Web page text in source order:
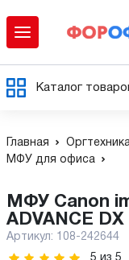
Каталог
Главная
МФУ для офиса
МФУ Canon imageRUNNER
ADVANCE DX
Артикул: 108-242644
5 из 5